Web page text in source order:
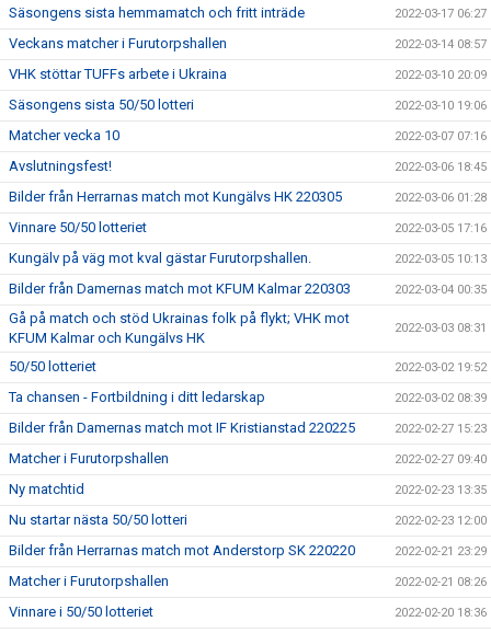
Säsongens sista hemmamatch och fritt inträde 2022-03-17 06:27
Veckans matcher i Furutorpshallen 2022-03-14 08:57
VHK stöttar TUFFs arbete i Ukraina 2022-03-10 20:09
Säsongens sista 50/50 lotteri 2022-03-10 19:06
Matcher vecka 10 2022-03-07 07:16
Avslutningsfest! 2022-03-06 18:45
Bilder från Herrarnas match mot Kungälvs HK 220305 2022-03-06 01:28
Vinnare 50/50 lotteriet 2022-03-05 17:16
Kungälv på väg mot kval gästar Furutorpshallen. 2022-03-05 10:13
Bilder från Damernas match mot KFUM Kalmar 220303 2022-03-04 00:35
Gå på match och stöd Ukrainas folk på flykt; VHK mot
KFUM Kalmar och Kungälvs HK
2022-03-03 08:31
50/50 lotteriet 2022-03-02 19:52
Ta chansen - Fortbildning i ditt ledarskap 2022-03-02 08:39
Bilder från Damernas match mot IF Kristianstad 220225 2022-02-27 15:23
Matcher i Furutorpshallen 2022-02-27 09:40
Ny matchtid 2022-02-23 13:35
Nu startar nästa 50/50 lotteri 2022-02-23 12:00
Bilder från Herrarnas match mot Anderstorp SK 220220 2022-02-21 23:29
Matcher i Furutorpshallen 2022-02-21 08:26
Vinnare i 50/50 lotteriet 2022-02-20 18:36